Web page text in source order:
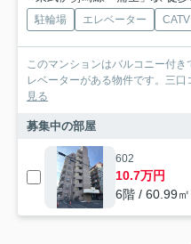
駐輪場 エレベーター CATV
このマンションはバルコニー付
レベーターがある物件です。三
見る
募集中の部屋
602
10.7万円
6階 / 60.99